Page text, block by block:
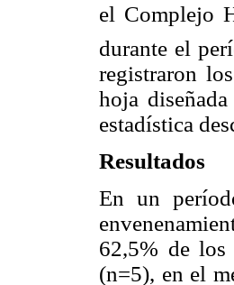
el Complejo
durante el
registraron
hoja
estadística
Resultados
En un
62,5% de
(n=5), en el